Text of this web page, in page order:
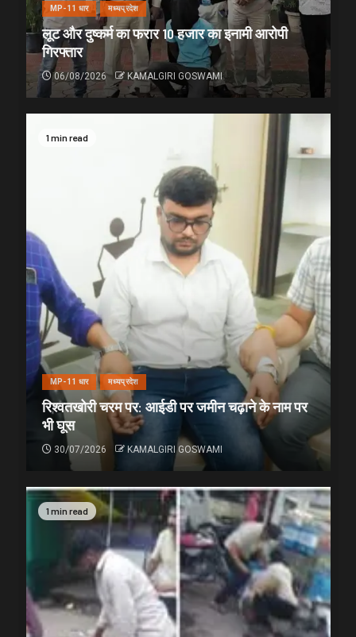
MP-11 धार मध्यप्रदेश
लूट और दुष्कर्म का फरार 10 हजार का इनामी आरोपी
गिरफ्तार
06/08/2026 KAMALGIRI GOSWAMI
1 min read
MP-11 धार मध्यप्रदेश
रिश्वतखोरी चरम पर: आईडी पर जमीन चढ़ाने के नाम पर
भी घूस
30/07/2026 KAMALGIRI GOSWAMI
1 min read